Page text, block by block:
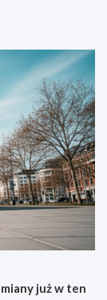
już w ten